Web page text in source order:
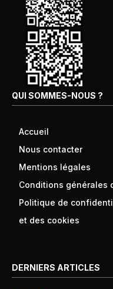
QUI SOMMES-NOUS ?
Accueil
Nous contacter
Mentions légales
Conditions générales
Politique de
et des cookies
DERNIERS ARTICLES